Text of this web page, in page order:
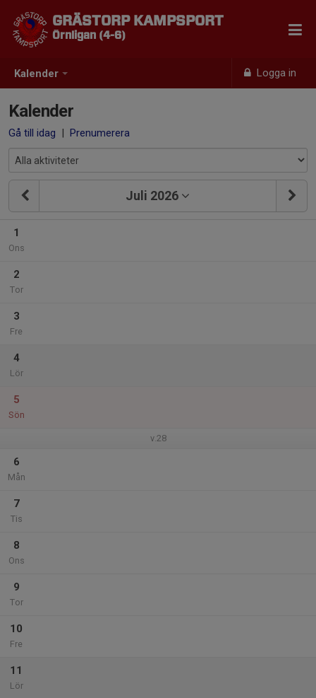
Kalender Logga in
GRÄSTORP KAMPSPORT
Örnligan (4-6)
Kalender
Gå till idag | Prenumerera
Juli 2026
1
Ons
2
Tor
3
Fre
4
Lör
5
Sön
v.28
6
Mån
7
Tis
8
Ons
9
Tor
10
Fre
11
Lör